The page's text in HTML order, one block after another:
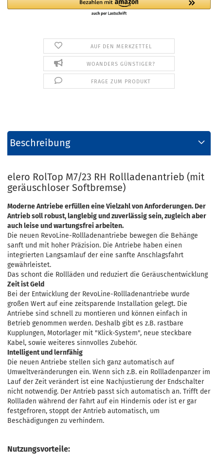
AUF DEN MERKZETTEL
WOANDERS GÜNSTIGER?
FRAGE ZUM PRODUKT
Beschreibung
elero RolTop M7/23 RH Rollladenantrieb (mit
geräuschloser Softbremse)
Moderne Antriebe erfüllen eine Vielzahl von Anforderungen. Der
Antrieb soll robust, langlebig und zuverlässig sein, zugleich aber
auch leise und wartungsfrei arbeiten.
Die neuen RevoLine-Rollladenantriebe bewegen die Behänge
sanft und mit hoher Präzision. Die Antriebe haben einen
integrierten Langsamlauf der eine sanfte Anschlagsfahrt
gewährleistet.
Das schont die Rollläden und reduziert die Geräuschentwicklung
Zeit ist Geld
Bei der Entwicklung der RevoLine-Rollladenantriebe wurde
großen Wert auf eine zeitsparende Installation gelegt. Die
Antriebe sind schnell zu montieren und können einfach in
Betrieb genommen werden. Deshalb gibt es z.B. rastbare
Kupplungen, Motorlager mit "Klick-System", neue steckbare
Kabel, sowie weiteres sinnvolles Zubehör.
Intelligent und lernfähig
Die neuen Antriebe stellen sich ganz automatisch auf
Umweltveränderungen ein. Wenn sich z.B. ein Rollladenpanzer im
Lauf der Zeit verändert ist eine Nachjustierung der Endschalter
nicht notwendig. Der Antrieb passt sich automatisch an. Trifft der
Rollladen während der Fahrt auf ein Hindernis oder ist er gar
festgefroren, stoppt der Antrieb automatisch, um
Beschädigungen zu verhindern.
Nutzungsvorteile: